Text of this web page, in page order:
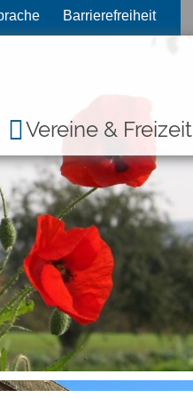
Barrierefreiheit
Vereine & Freizeit